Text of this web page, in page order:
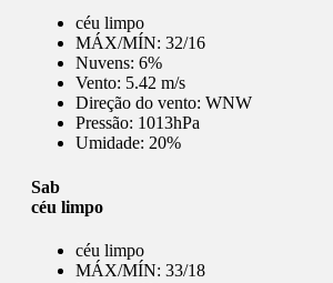
céu limpo
MÁX/MÍN: 32/16
Nuvens: 6%
Vento: 5.42 m/s
Direção do vento: WNW
Pressão: 1013hPa
Umidade: 20%
Sab
céu limpo
céu limpo
MÁX/MÍN: 33/18